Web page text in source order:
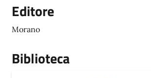
Editore
Morano
Biblioteca